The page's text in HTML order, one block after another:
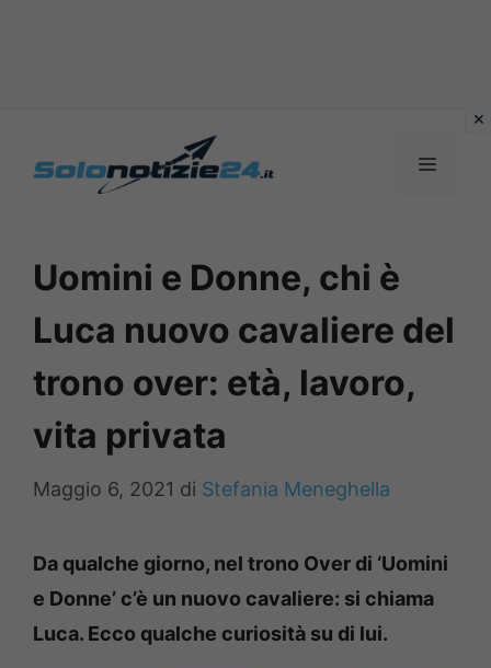
MENU
Uomini e Donne, chi è
Luca nuovo cavaliere del
trono over: età, lavoro,
vita privata
Maggio 6, 2021 di Stefania Meneghella
Da qualche giorno, nel trono Over di ‘Uomini
e Donne’ c’è un nuovo cavaliere: si chiama
Luca. Ecco qualche curiosità su di lui.